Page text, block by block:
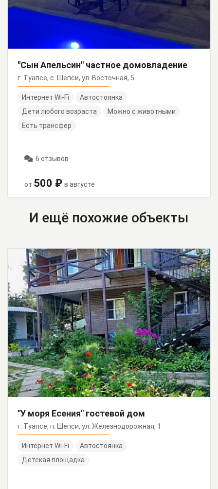
"Сын Апельсин" частное домовладение
г. Туапсе, с. Шепси, ул. Восточная, 5
Интернет Wi-Fi
Автостоянка
Дети любого возраста
Можно с животными
Есть трансфер
6 отзывов
от 500 ₽ в августе
И ещё похожие объекты
"У моря Есения" гостевой дом
г. Туапсе, п. Шепси, ул. Железнодорожная, 1
Интернет Wi-Fi
Автостоянка
Детская площадка